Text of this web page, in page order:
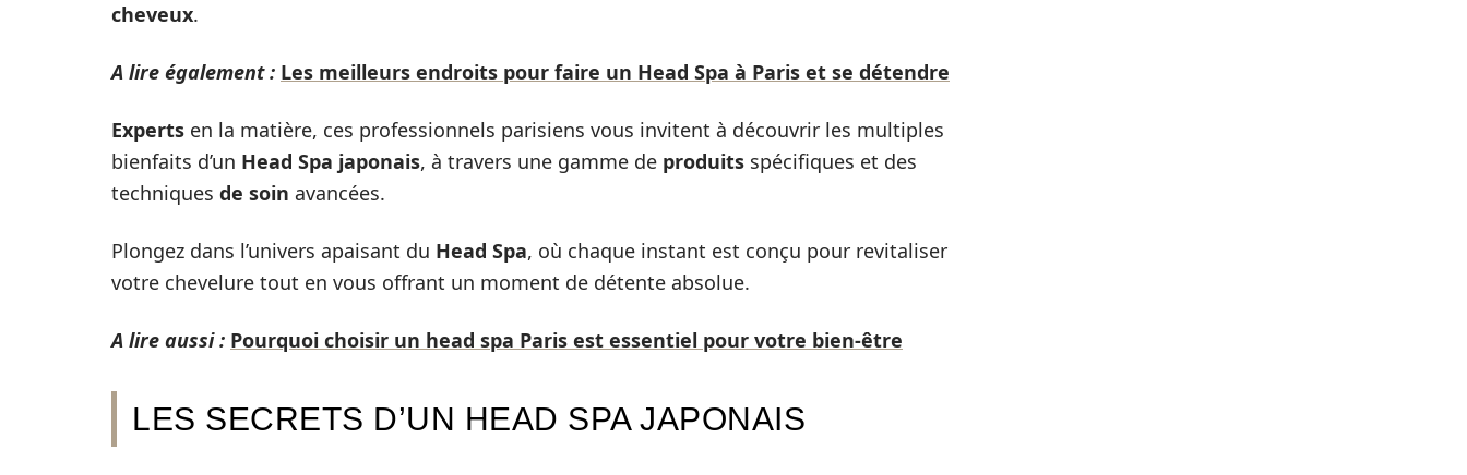
cheveux.
A lire également : Les meilleurs endroits pour faire un Head Spa à Paris et se détendre
Experts en la matière, ces professionnels parisiens vous invitent à découvrir les multiples
bienfaits d’un Head Spa japonais, à travers une gamme de produits spécifiques et des
techniques de soin avancées.
Plongez dans l’univers apaisant du Head Spa, où chaque instant est conçu pour revitaliser
votre chevelure tout en vous offrant un moment de détente absolue.
A lire aussi : Pourquoi choisir un head spa Paris est essentiel pour votre bien-être
LES SECRETS D’UN HEAD SPA JAPONAIS